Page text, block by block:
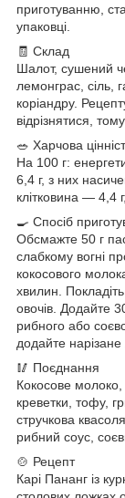
приготуванню,
упаковці.
🧾 Склад
Шалот, сушений
лемонграс, сіль,
коріандру.
відрізнятися,
🥗 Харчова
На 100 г:
6,4 г, з них
клітковина — 4,4
🍳 Спосіб
Обсмажте 50 г
слабкому вогні
кокосового
хвилин.
овочів. Додайте
рибного або
додайте
🥢 Поєднання
Кокосове молоко,
креветки, тофу,
стручкова
рибний соус,
🍲 Рецепт
Карі Пананг із